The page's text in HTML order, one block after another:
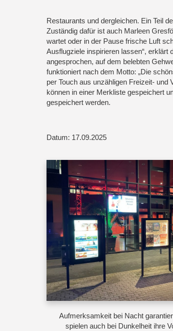
Restaurants und dergleichen. Ein Teil
Zuständig dafür ist auch Marleen
wartet oder in der Pause frische Luft
Ausflugziele inspirieren lassen“,
angesprochen, auf dem belebten
funktioniert nach dem Motto: „Die
per Touch aus unzähligen Freizeit-
können in einer Merkliste gespeichert
gespeichert werden.
Datum: 17.09.2025
Aufmerksamkeit bei Nacht
spielen auch bei Dunkelheit ihre